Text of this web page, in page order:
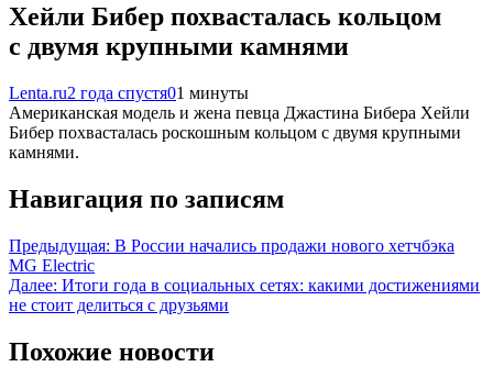
Хейли Бибер похвасталась кольцом
с двумя крупными камнями
Lenta.ru2 года спустя01 минуты
Американская модель и жена певца Джастина Бибера Хейли
Бибер похвасталась роскошным кольцом с двумя крупными
камнями.
Навигация по записям
Предыдущая: В России начались продажи нового хетчбэка
MG Electric
Далее: Итоги года в социальных сетях: какими достижениями
не стоит делиться с друзьями
Похожие новости